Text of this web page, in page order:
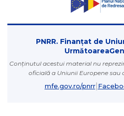
PNRR. Finanțat de
Conținutul acestui material nu
oficială a Uniunii Europene sau
mfe.gov.ro/pnrr|